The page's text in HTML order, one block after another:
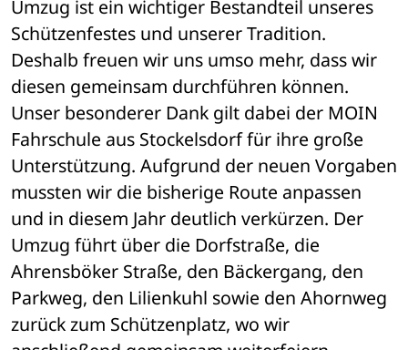
Umzug ist ein wichtiger Bestandteil unseres
Schützenfestes und unserer Tradition.
Deshalb freuen wir uns umso mehr, dass wir
diesen gemeinsam durchführen können.
Unser besonderer Dank gilt dabei der MOIN
Fahrschule aus Stockelsdorf für ihre große
Unterstützung. Aufgrund der neuen Vorgaben
mussten wir die bisherige Route anpassen
und in diesem Jahr deutlich verkürzen. Der
Umzug führt über die Dorfstraße, die
Ahrensböker Straße, den Bäckergang, den
Parkweg, den Lilienkuhl sowie den Ahornweg
zurück zum Schützenplatz, wo wir